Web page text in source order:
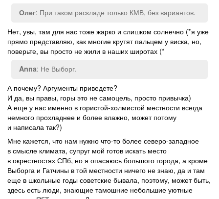
Олег: При таком раскладе только КМВ, без вариантов.
Нет, увы, там для нас тоже жарко и слишком солнечно (*я уже
прямо представляю, как многие крутят пальцем у виска, но,
поверьте, вы просто не жили в наших широтах (*
Anna: Не Выборг.
А почему? Аргументы приведете?
И да, вы правы, горы это не самоцель, просто привычка)
А еще у нас именно в гористой-холмистой местности всегда
немного прохладнее и более влажно, может потому
и написала так?)
Мне кажется, что нам нужно что-то более северо-западное
в смысле климата, супруг мой готов искать место
в окрестностях СПб, но я опасаюсь большого города, а кроме
Выборга и Гатчины в той местности ничего не знаю, да и там
еще в школьные годы советские бывала, поэтому, может быть,
здесь есть люди, знающие тамошние небольшие уютные